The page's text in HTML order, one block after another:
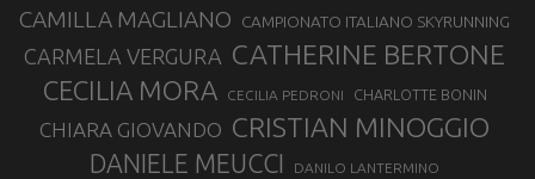
CAMILLA MAGLIANO CAMPIONATO ITALIANO SKYRUNNING
CARMELA VERGURA CATHERINE BERTONE
CECILIA MORA CECILIA PEDRONI CHARLOTTE BONIN
CHIARA GIOVANDO CRISTIAN MINOGGIO
DANIELE MEUCCI DANILO LANTERMINO